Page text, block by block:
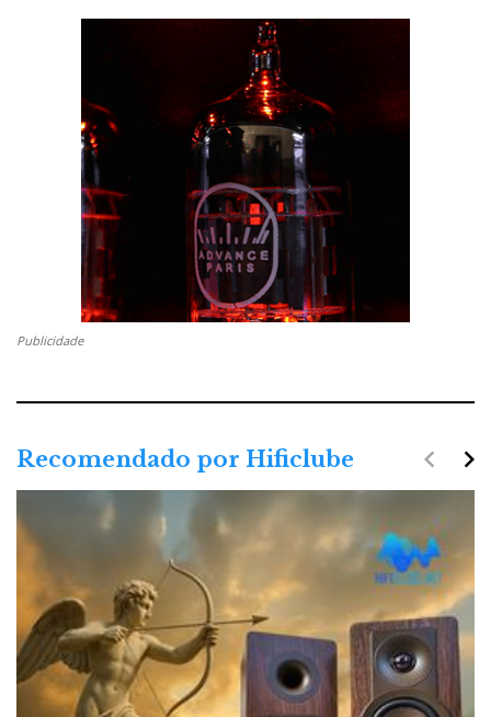
Publicidade
Recomendado por Hificlube navigate_next
navigate_before